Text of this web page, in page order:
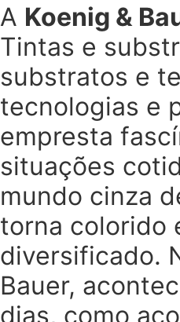
A Koenig &
Tintas e
substratos e
tecnologias e
empresta
situações
mundo cinza
torna colorido
diversificado.
Bauer,
dias, como